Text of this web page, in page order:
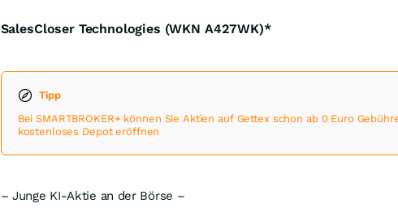
SalesCloser Technologies (WKN A427WK)*
Tipp
Bei SMARTBROKER+ können Sie Aktien auf Gettex schon ab 0 Euro
kostenloses Depot eröffnen
– Junge KI-Aktie an der Börse –